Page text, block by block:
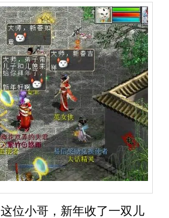
这位小哥，新年收了一双儿